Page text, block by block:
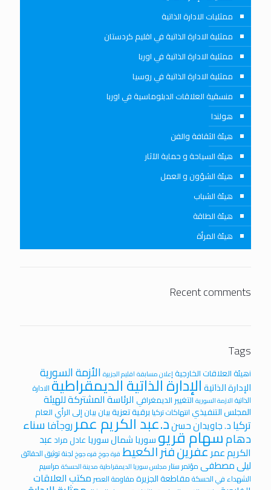
ممثليات الادارة الذاتية
ممثلية الادارة الذاتية في اقليم كردستان
ممثلية الادارة الذاتية في اوربا
ممثلية الادارة الذاتية في روسيا
منسقية العلاقات الدبلوماسية في اوربا
هولندا
هيئة الثقافة والفن
هيئة السياحة و حماية الآثار
هيئة الشؤون و العمل
هيئة الشباب
هيئة الطاقة
هيئة المرأة
Recent comments
Tags
iهيئة العلاقات الخارجية إعلان مسابقة اقليم الجزيرة الأزمة السورية
الإدارة الذاتيةالإدارة الذاتية الديمقراطيةالادارة
الذاتية الازمة السورية التغيير الديمغرافي الرئاسة المشتركة للهيئة
المجلس التنفيذيانتهاكات تركيا برقية تعزيةبيان بيان إلى الرأي العام
تركياد. جاويدان حسند.عبد الكريم عمرروجآفاسناء
دهامسهام قريوسورياشمال سورياعادل مرادعبد
الكريم عمرعفرينفنر الكعيط قرة جوخ قره جوخ لجنة توثيق الحقائق
ليلى مصطفىمؤتمر ستار مجلس سوريا الديمقراطية مدينة الحسكة مراسيم
الشهداء في الحسكةمقاطعة الجزيرةمقاومة العصرمكتب العلاقات